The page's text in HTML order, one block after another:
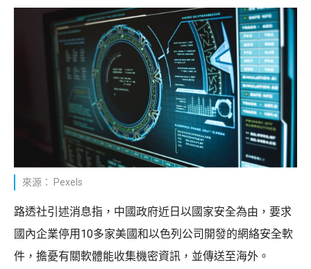
來源： Pexels
路透社引述消息指，中國政府近日以國家安全為由，要求
國內企業停用10多家美國和以色列公司開發的網絡安全軟
件，擔憂有關軟體能收集機密資訊，並傳送至海外。